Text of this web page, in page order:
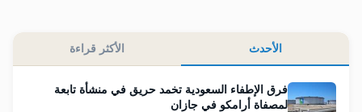
الأحدث الأكثر قراءة
فرق الإطفاء السعودية تخمد حريق في منشأة تابعة
لمصفاة أرامكو في جازان